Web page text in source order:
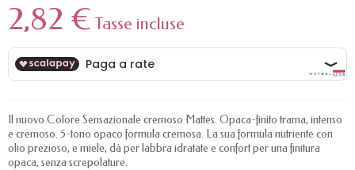
2,82 € Tasse incluse
Il nuovo Colore Sensazionale cremoso Mattes. Opaca-finito trama, intenso
e cremoso. 5-tono opaco formula cremosa. La sua formula nutriente con
olio prezioso, e miele, dà per labbra idratate e confort per una finitura
opaca, senza screpolature.